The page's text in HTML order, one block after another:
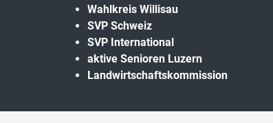
Wahlkreis Willisau
SVP Schweiz
SVP International
aktive Senioren Luzern
Landwirtschaftskommission